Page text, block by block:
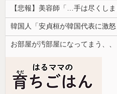
【悲報】美容師「…手は尽くし
お部屋が汚部屋になってまう、、